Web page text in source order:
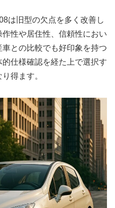
は旧型の欠点を多く改善し
性や居住性、信頼性におい
との比較でも好印象を持つ
仕様確認を経た上で選択す
得ます。